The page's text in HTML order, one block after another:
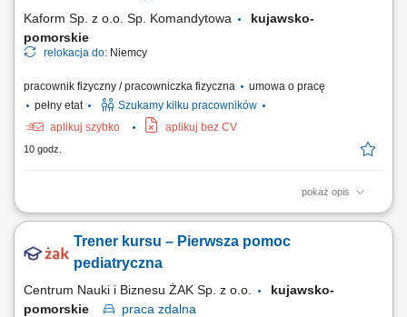
Kaform Sp. z o.o. Sp. Komandytowa
kujawsko-
pomorskie
relokacja do: Niemcy
pracownik fizyczny / pracowniczka fizyczna
umowa o pracę
pełny etat
Szukamy kilku pracowników
aplikuj szybko
aplikuj bez CV
10 godz.
pokaż opis
Zakres obowiązków: Realizacja prac szalunkowych przy ścianach,
montażu prefabrykatów betonowych. Wsparcie prac betonowych na
placu budowy. Wykonywanie zadań zgodnie z dokumentacją
Trener kursu – Pierwsza pomoc
pediatryczna
Centrum Nauki i Biznesu ŻAK Sp. z o.o.
kujawsko-
pomorskie
praca zdalna